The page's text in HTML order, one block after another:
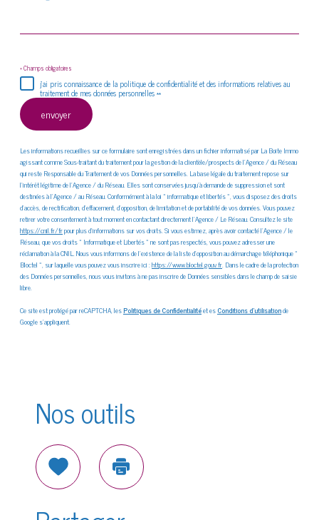
* Champs obligatoires
j'ai pris connaissance de la politique de confidentialité et des informations relatives au
traitement de mes données personnelles **
envoyer
Les informations recueillies sur ce formulaire sont enregistrées dans un fichier informatisé par La Boite Immo
agissant comme Sous-traitant du traitement pour la gestion de la clientèle/prospects de l'Agence / du Réseau
qui reste Responsable du Traitement de vos Données personnelles. La base légale du traitement repose sur
l'intérêt légitime de l'Agence / du Réseau. Elles sont conservées jusqu'à demande de suppression et sont
destinées à l'Agence / au Réseau. Conformément à la loi « informatique et libertés », vous disposez des droits
d’accès, de rectification, d’effacement, d’opposition, de limitation et de portabilité de vos données. Vous pouvez
retirer votre consentement à tout moment en contactant directement l’Agence / Le Réseau. Consultez le site
https://cnil.fr/frpour plus d’informations sur vos droits. Si vous estimez, après avoir contacté l'Agence / le
Réseau, que vos droits « Informatique et Libertés » ne sont pas respectés, vous pouvez adresser une
réclamation à la CNIL. Nous vous informons de l’existence de la liste d'opposition au démarchage téléphonique «
Bloctel », sur laquelle vous pouvez vous inscrire ici :https://www.bloctel.gouv.fr. Dans le cadre de la protection
des Données personnelles, nous vous invitons à ne pas inscrire de Données sensibles dans le champ de saisie
libre.
Ce site est protégé par reCAPTCHA, lesPolitiques de Confidentialitéet esConditions d'utilisationde
Google s'appliquent.
Nos outils
SélectionnerImprimer